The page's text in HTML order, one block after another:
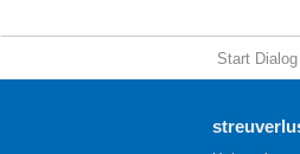
Start Dialog